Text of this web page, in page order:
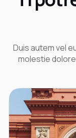
Duis autem vel
molestie